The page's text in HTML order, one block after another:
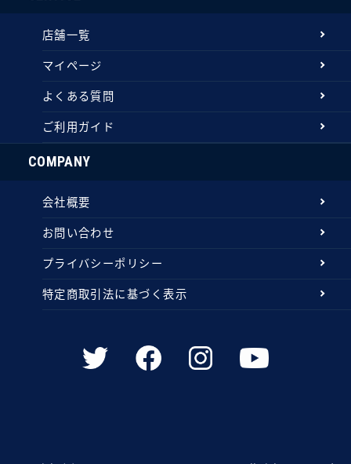
店舗一覧
マイページ
よくある質問
ご利用ガイド
COMPANY
会社概要
お問い合わせ
プライバシーポリシー
特定商取引法に基づく表示